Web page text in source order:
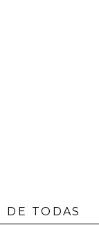
DE TODAS